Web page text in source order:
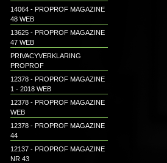
14064 - PROPROF MAGAZINE
48 WEB
13625 - PROPROF MAGAZINE
47 WEB
PRIVACYVERKLARING
PROPROF
12378 - PROPROF MAGAZINE
1 - 2018 WEB
12378 - PROPROF MAGAZINE
WEB
12378 - PROPROF MAGAZINE
44
12137 - PROPROF MAGAZINE
NR 43